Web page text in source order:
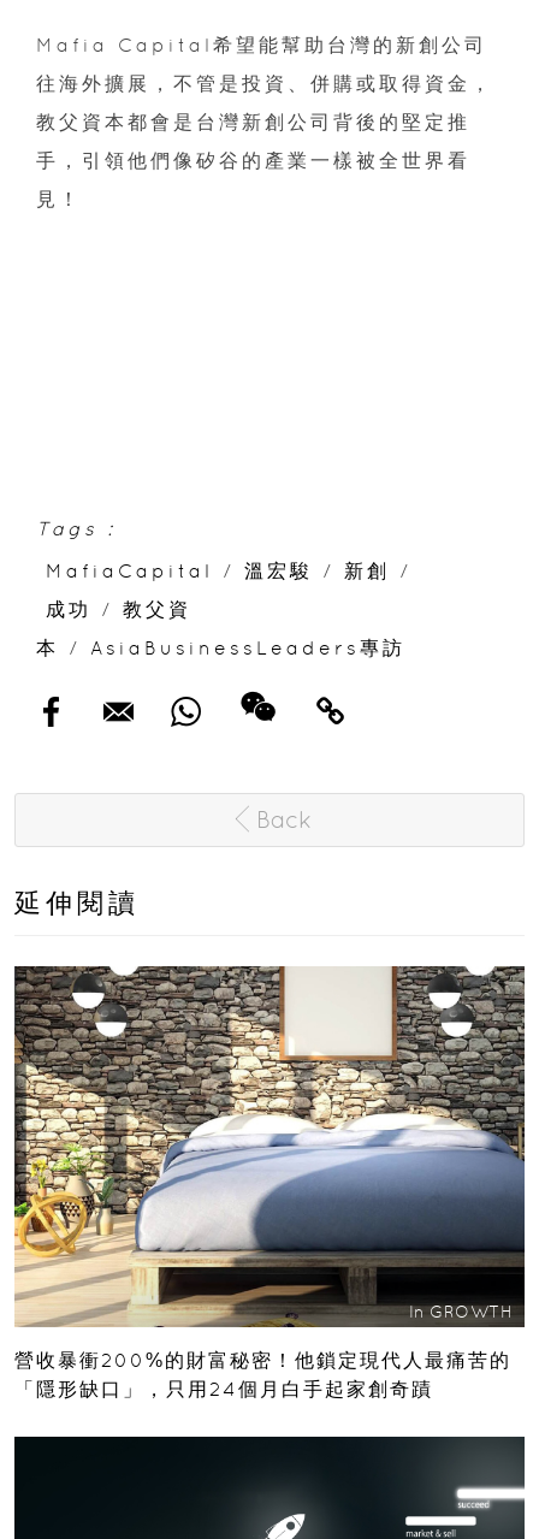
Mafia Capital希望能幫助台灣的新創公司
往海外擴展，不管是投資、併購或取得資金，
教父資本都會是台灣新創公司背後的堅定推
手，引領他們像矽谷的產業一樣被全世界看
見！
Tags :
MafiaCapital
/ 溫宏駿 / 新創
/
成功
/
教父資
本
/ AsiaBusinessLeaders專訪
Back
延伸閱讀
In GROWTH
營收暴衝200%的財富秘密！他鎖定現代人最痛苦的
「隱形缺口」，只用24個月白手起家創奇蹟